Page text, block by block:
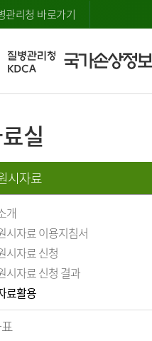
관리청 바로가기
실
시자료
개
시자료 이용지침서
시자료 신청
시자료 신청 결과
료활용